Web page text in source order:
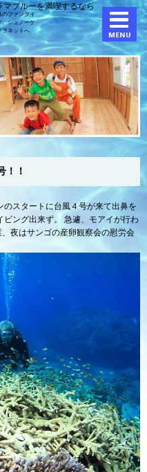
ブルーを満喫するなら
のファンダイ
、シュノーケ
ラネットへ
！！
スタートに台風４号が来て出鼻を
ビング出来ず。 急遽、モアイが行わ
夜はサンゴの産卵観察会の慰労会